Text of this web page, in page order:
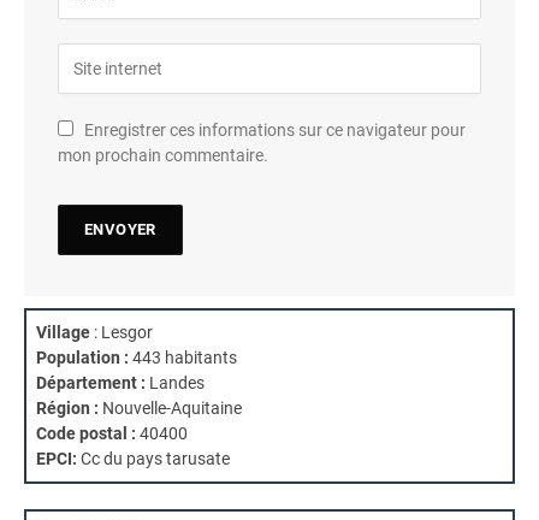
Enregistrer ces informations sur ce navigateur pour
mon prochain commentaire.
Village : Lesgor
Population : 443 habitants
Département : Landes
Région : Nouvelle-Aquitaine
Code postal : 40400
EPCI: Cc du pays tarusate